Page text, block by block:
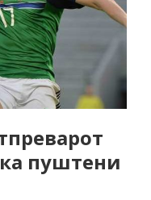
пуштени